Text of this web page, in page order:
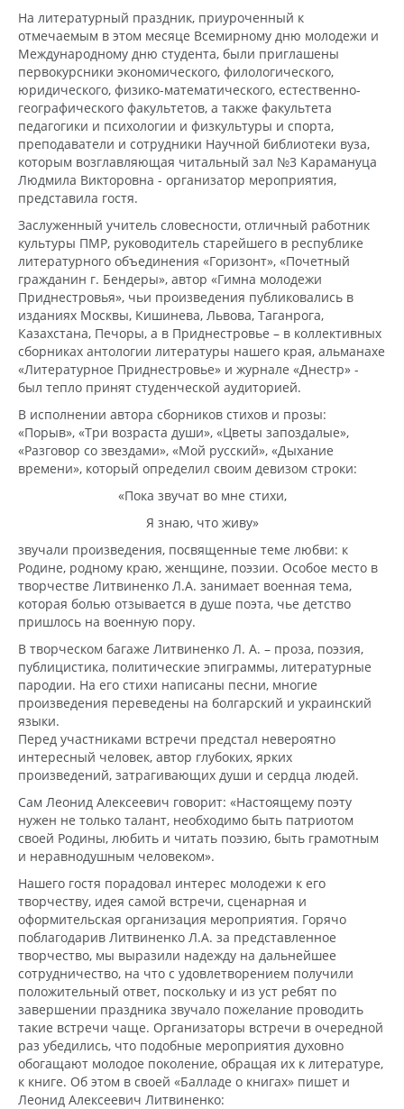
На литературный праздник, приуроченный к
отмечаемым в этом месяце Всемирному дню молодежи и
Международному дню студента, были приглашены
первокурсники экономического, филологического,
юридического, физико-математического, естественно-
географического факультетов, а также факультета
педагогики и психологии и физкультуры и спорта,
преподаватели и сотрудники Научной библиотеки вуза,
которым возглавляющая читальный зал №3 Карамануца
Людмила Викторовна - организатор мероприятия,
представила гостя.
Заслуженный учитель словесности, отличный работник
культуры ПМР, руководитель старейшего в республике
литературного объединения «Горизонт», «Почетный
гражданин г. Бендеры», автор «Гимна молодежи
Приднестровья», чьи произведения публиковались в
изданиях Москвы, Кишинева, Львова, Таганрога,
Казахстана, Печоры, а в Приднестровье – в коллективных
сборниках антологии литературы нашего края, альманахе
«Литературное Приднестровье» и журнале «Днестр» -
был тепло принят студенческой аудиторией.
В исполнении автора сборников стихов и прозы:
«Порыв», «Три возраста души», «Цветы запоздалые»,
«Разговор со звездами», «Мой русский», «Дыхание
времени», который определил своим девизом строки:
«Пока звучат во мне стихи,
Я знаю, что живу»
звучали произведения, посвященные теме любви: к
Родине, родному краю, женщине, поэзии. Особое место в
творчестве Литвиненко Л.А. занимает военная тема,
которая болью отзывается в душе поэта, чье детство
пришлось на военную пору.
В творческом багаже Литвиненко Л. А. – проза, поэзия,
публицистика, политические эпиграммы, литературные
пародии. На его стихи написаны песни, многие
произведения переведены на болгарский и украинский
языки.
Перед участниками встречи предстал невероятно
интересный человек, автор глубоких, ярких
произведений, затрагивающих души и сердца людей.
Сам Леонид Алексеевич говорит: «Настоящему поэту
нужен не только талант, необходимо быть патриотом
своей Родины, любить и читать поэзию, быть грамотным
и неравнодушным человеком».
Нашего гостя порадовал интерес молодежи к его
творчеству, идея самой встречи, сценарная и
оформительская организация мероприятия. Горячо
поблагодарив Литвиненко Л.А. за представленное
творчество, мы выразили надежду на дальнейшее
сотрудничество, на что с удовлетворением получили
положительный ответ, поскольку и из уст ребят по
завершении праздника звучало пожелание проводить
такие встречи чаще. Организаторы встречи в очередной
раз убедились, что подобные мероприятия духовно
обогащают молодое поколение, обращая их к литературе,
к книге. Об этом в своей «Балладе о книгах» пишет и
Леонид Алексеевич Литвиненко: